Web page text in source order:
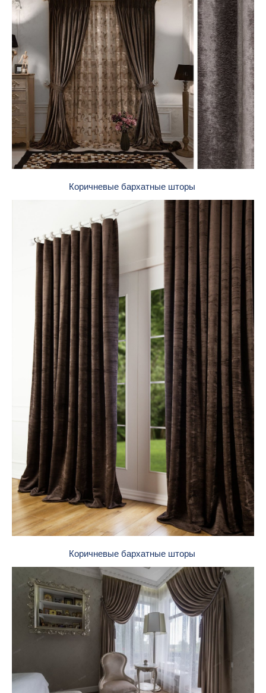
Коричневые бархатные шторы
Коричневые бархатные шторы